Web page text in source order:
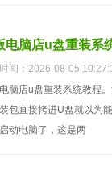
电脑店u盘重装系
间：2026-08-05
脑店u盘重装系统教程
包直接拷进U盘就以为
动电脑了，这是两